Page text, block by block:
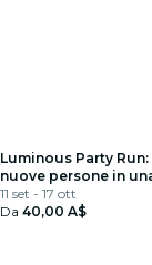
Luminous Party
nuove persone in
notturna al neon
11 set - 17 ott
Da 40,00 A$